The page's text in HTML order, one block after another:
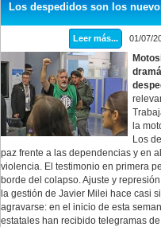
Los despedidos son los
Leer más... 01/07/
la
Los
paz frente a las dependencias y en
violencia. El testimonio en primera
borde del colapso. Ajuste y
la gestión de Javier Milei hace casi
agravarse: en el inicio de esta
estatales han recibido telegramas